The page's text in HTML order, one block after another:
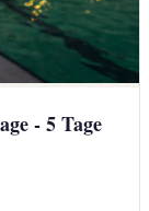
- 5 Tage